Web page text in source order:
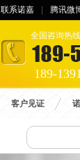
联系诺嘉 腾讯微
全国咨询热线
189-
客户见证